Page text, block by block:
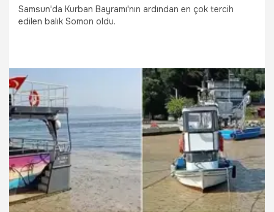
Samsun'da Kurban Bayramı'nın ardından en çok tercih
edilen balık Somon oldu.
10.06.2025 Samsun